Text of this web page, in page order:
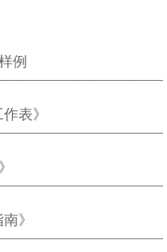
例
表》
》